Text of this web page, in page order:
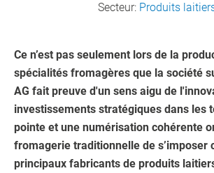
Secteur: Produits
Ce n’est pas seulement lors de la
spécialités fromagères que la société
AG fait preuve d'un sens aigu de
investissements stratégiques dans les
pointe et une numérisation cohérente
fromagerie traditionnelle de s’imposer
principaux fabricants de produits